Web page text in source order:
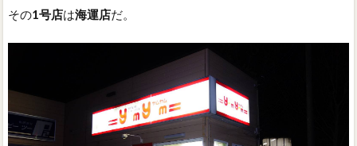
その1号店は海運店だ。